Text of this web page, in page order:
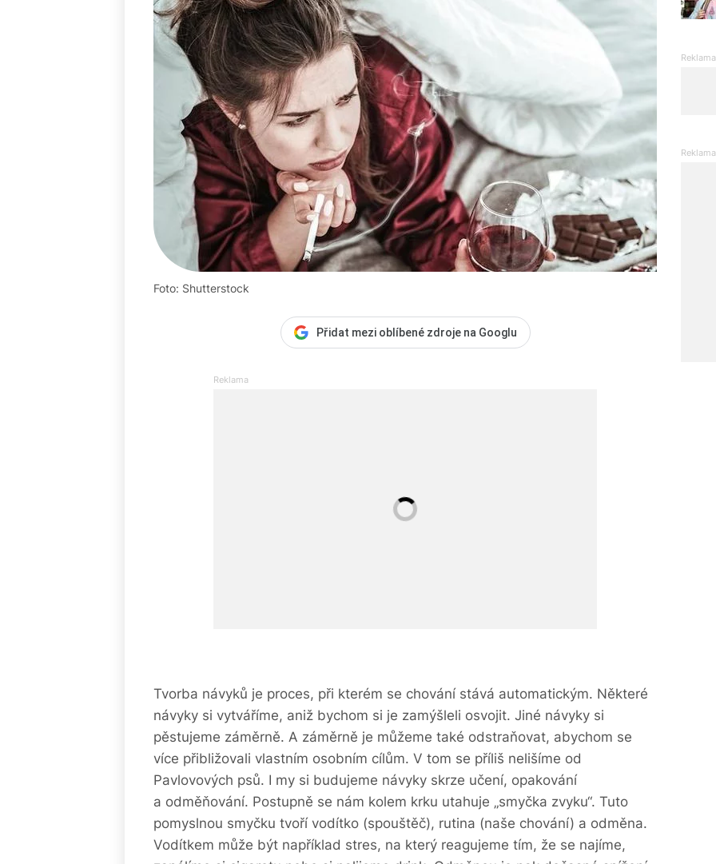
Foto: Shutterstock
Přidat mezi oblíbené zdroje na Googlu
Tvorba návyků je proces, při kterém se chování stává automatickým. Některé
návyky si vytváříme, aniž bychom si je zamýšleli osvojit. Jiné návyky si
pěstujeme záměrně. A záměrně je můžeme také odstraňovat, abychom se
více přibližovali vlastním osobním cílům. V tom se příliš nelišíme od
Pavlovových psů. I my si budujeme návyky skrze učení, opakování
a odměňování. Postupně se nám kolem krku utahuje „smyčka zvyku“. Tuto
pomyslnou smyčku tvoří vodítko (spouštěč), rutina (naše chování) a odměna.
Vodítkem může být například stres, na který reagujeme tím, že se najíme,